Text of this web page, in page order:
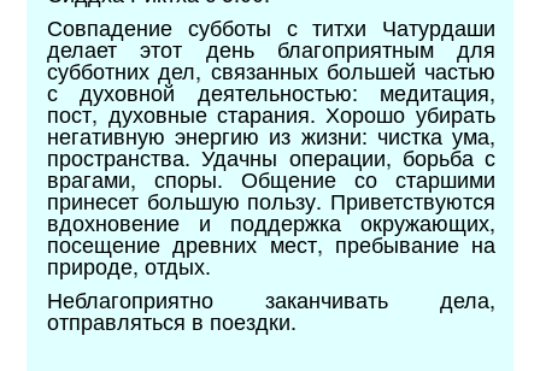
Совпадение субботы с титхи Чатурдаши
делает этот день благоприятным для
субботних дел, связанных большей частью
с духовной деятельностью: медитация,
пост, духовные старания. Хорошо убирать
негативную энергию из жизни: чистка ума,
пространства. Удачны операции, борьба с
врагами, споры. Общение со старшими
принесет большую пользу. Приветствуются
вдохновение и поддержка окружающих,
посещение древних мест, пребывание на
природе, отдых.
Неблагоприятно заканчивать дела,
отправляться в поездки.